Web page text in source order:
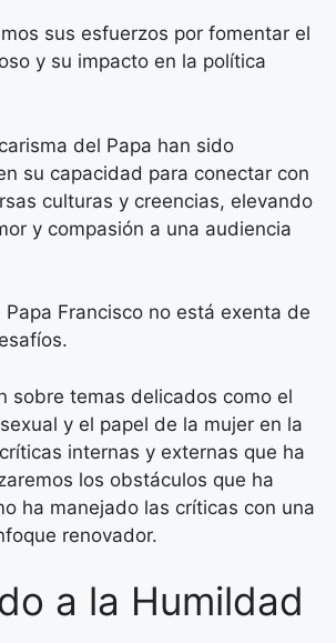
sus esfuerzos por fomentar el
y su impacto en la política
del Papa han sido
su capacidad para conectar con
culturas y creencias, elevando
y compasión a una audiencia
Francisco no está exenta de
sobre temas delicados como el
y el papel de la mujer en la
internas y externas que ha
los obstáculos que ha
ha manejado las críticas con una
renovador.
a la Humildad